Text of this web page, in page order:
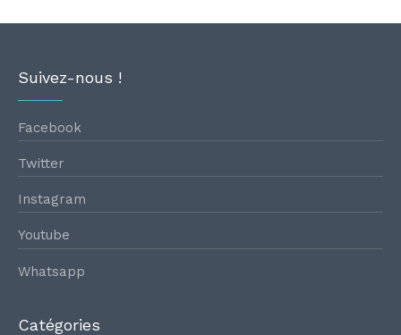
Suivez-nous !
Facebook
Twitter
Instagram
Youtube
Whatsapp
Catégories